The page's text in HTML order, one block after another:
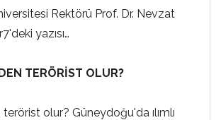
Rektörü Prof. Dr. Nevzat
yazısı…
TERÖRİST OLUR?
olur? Güneydoğu'da ılımlı